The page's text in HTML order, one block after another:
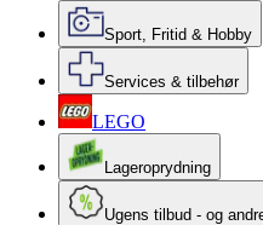
Sport, Fritid & Hobby
Services & tilbehør
LEGO
Lageroprydning
Ugens tilbud - og